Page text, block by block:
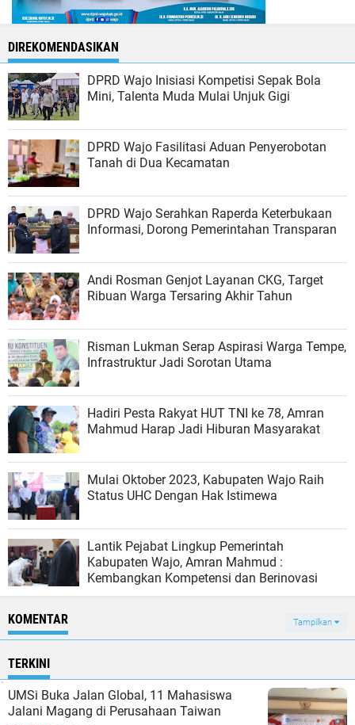
DIREKOMENDASIKAN
DPRD Wajo Inisiasi Kompetisi Sepak Bola
Mini, Talenta Muda Mulai Unjuk Gigi
DPRD Wajo Fasilitasi Aduan Penyerobotan
Tanah di Dua Kecamatan
DPRD Wajo Serahkan Raperda Keterbukaan
Informasi, Dorong Pemerintahan Transparan
Andi Rosman Genjot Layanan CKG, Target
Ribuan Warga Tersaring Akhir Tahun
Risman Lukman Serap Aspirasi Warga Tempe,
Infrastruktur Jadi Sorotan Utama
Hadiri Pesta Rakyat HUT TNI ke 78, Amran
Mahmud Harap Jadi Hiburan Masyarakat
Mulai Oktober 2023, Kabupaten Wajo Raih
Status UHC Dengan Hak Istimewa
Lantik Pejabat Lingkup Pemerintah
Kabupaten Wajo, Amran Mahmud :
Kembangkan Kompetensi dan Berinovasi
KOMENTAR Tampilkan
TERKINI
UMSi Buka Jalan Global, 11 Mahasiswa
Jalani Magang di Perusahaan Taiwan